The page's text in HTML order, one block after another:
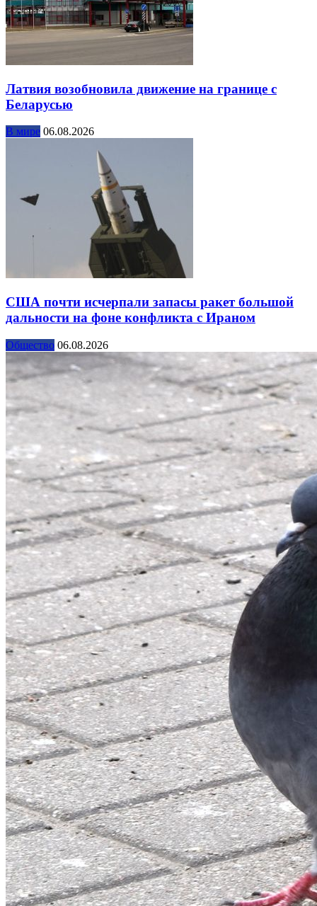
Латвия возобновила движение на границе с
Беларусью
В мире 06.08.2026
США почти исчерпали запасы ракет большой
дальности на фоне конфликта с Ираном
Общество 06.08.2026